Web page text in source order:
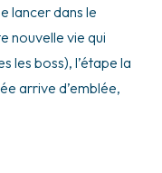
lancer dans le
nouvelle vie qui
les boss), l’étape la
arrive d’emblée,